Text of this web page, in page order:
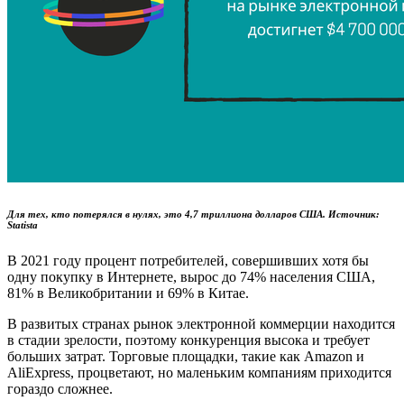
Для тех, кто потерялся в нулях, это 4,7 триллиона долларов США. Источник:
Statista
В 2021 году процент потребителей, совершивших хотя бы
одну покупку в Интернете, вырос до 74% населения США,
81% в Великобритании и 69% в Китае.
В развитых странах рынок электронной коммерции находится
в стадии зрелости, поэтому конкуренция высока и требует
больших затрат. Торговые площадки, такие как Amazon и
AliExpress, процветают, но маленьким компаниям приходится
гораздо сложнее.